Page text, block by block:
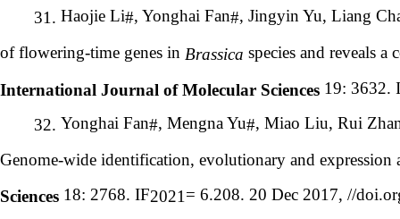
31. Haojie Li#, Yonghai Fan#, Jingyin Yu, Liang
of flowering-time genes in Brassica species and reveals
International Journal of Molecular Sciences 19: 3632.
32. Yonghai Fan#, Mengna Yu#, Miao Liu, Rui
Genome-wide identification, evolutionary and expression
Sciences 18: 2768. IF2021= 6.208. 20 Dec 2017, //